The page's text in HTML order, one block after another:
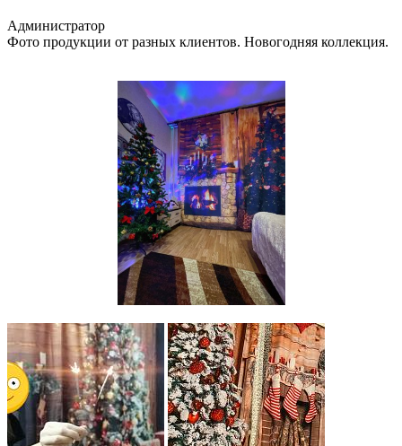
Администратор
Фото продукции от разных клиентов. Новогодняя коллекция.